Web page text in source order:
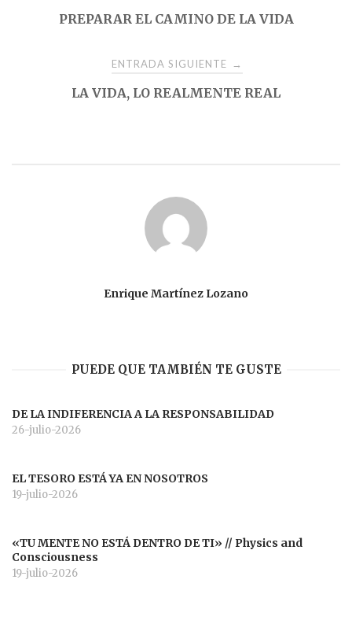
PREPARAR EL CAMINO DE LA VIDA
ENTRADA SIGUIENTE →
LA VIDA, LO REALMENTE REAL
Enrique Martínez Lozano
PUEDE QUE TAMBIÉN TE GUSTE
DE LA INDIFERENCIA A LA RESPONSABILIDAD
26-julio-2026
EL TESORO ESTÁ YA EN NOSOTROS
19-julio-2026
«TU MENTE NO ESTÁ DENTRO DE TI» // Physics and
Consciousness
19-julio-2026